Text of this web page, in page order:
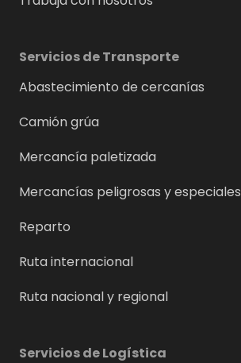
Servicios de Transporte
Abastecimiento de cercanías
Camión grúa
Mercancía paletizada
Mercancías peligrosas y especiales
Reparto
Ruta internacional
Ruta nacional y regional
Servicios de Logística